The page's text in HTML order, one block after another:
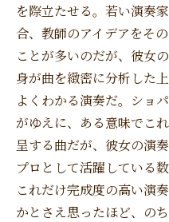
を際立たせる。若い演奏
合、教師のアイデアをそ
ことが多いのだが、彼女
身が曲を緻密に分析した
よくわかる演奏だ。ショ
がゆえに、ある意味でこ
呈する曲だが、彼女の演
プロとして活躍している
これだけ完成度の高い演
かとさえ思ったほど、の